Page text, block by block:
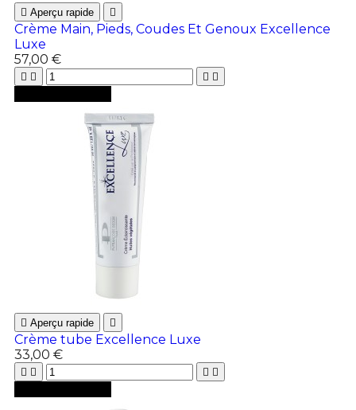
 Aperçu rapide 
Crème Main, Pieds, Coudes Et Genoux Excellence
Luxe
57,00 €
   
 Aperçu rapide 
Crème tube Excellence Luxe
33,00 €
   